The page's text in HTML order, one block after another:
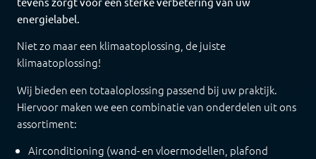
energielabel.
Niet zo maar een klimaatoplossing, de juiste
klimaatoplossing!
Wij bieden een totaaloplossing passend bij uw praktijk.
Hiervoor maken we een combinatie van onderdelen uit ons
assortiment:
Airconditioning (wand- en vloermodellen, plafond